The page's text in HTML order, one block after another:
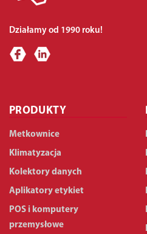
Działamy od 1990 roku!
PRODUKTY
Metkownice
Klimatyzacja
Kolektory danych
Aplikatory etykiet
POS i komputery
przemysłowe